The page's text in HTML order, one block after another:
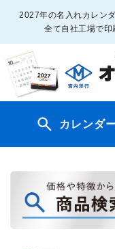
2027年の名入れカレン
全て自社工場で印
カレンダ